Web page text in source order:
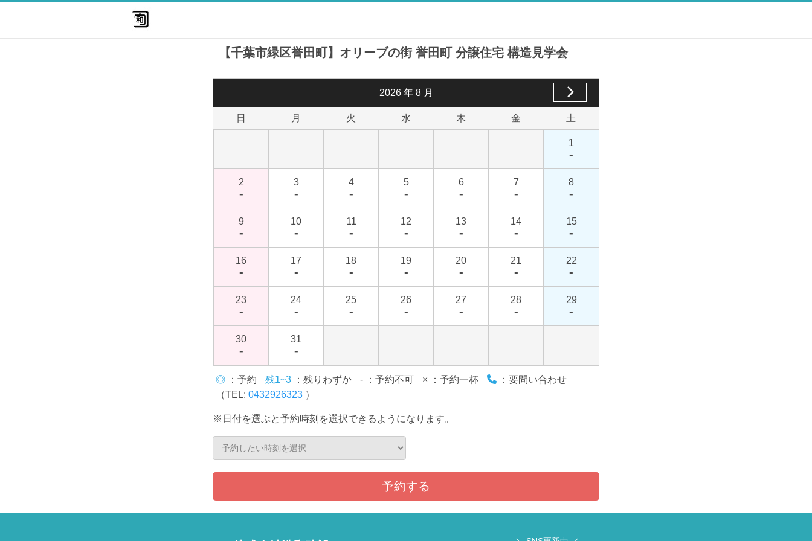
【千葉市緑区誉田町】オリーブの街 誉田町 分譲住宅 構造見学会
2026 年 8 月
日 月 火 水 木 金 土
1
-
2
-
3
-
4
-
5
-
6
-
7
-
8
-
9
-
10
-
11
-
12
-
13
-
14
-
15
-
16
-
17
-
18
-
19
-
20
-
21
-
22
-
23
-
24
-
25
-
26
-
27
-
28
-
29
-
30
-
31
-
◎ ：予約 残1~3 ：残りわずか - ：予約不可 × ：予約一杯
：要問い合わせ
（TEL: 0432926323 ）
※日付を選ぶと予約時刻を選択できるようになります。
予約する